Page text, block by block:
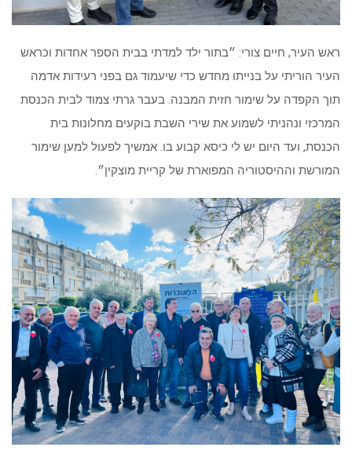
ראש העיר, חיים צורי: ״בתור ילד למדתי בבית הספר אחדות וכראש
העיר הוריתי על בנייתו מחדש כדי שיעמוד גם בפני רעידות אדמה
תוך הקפדה על שימור חזית המבנה. בעבר גרתי צמוד לבית הכנסת
המרכזי ונהניתי לשמוע את שירי השבת בוקעים מחלונות בית
הכנסת, ועד היום יש לי כיסא קבוע בו. אמשיך לפעול למען שימור
המורשת וההיסטוריה המפוארת של קריית מוצקין״.